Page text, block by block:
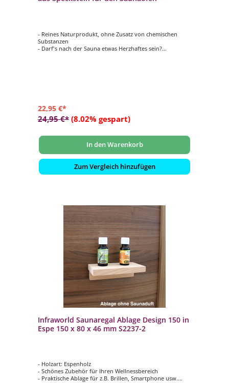
- Reines Naturprodukt, ohne Zusatz von chemischen
Substanzen
- Darf's nach der Sauna etwas Herzhaftes sein?
22,95 €*
24,95 €* (8.02% gespart)
In den Warenkorb
Zum Vergleich hinzufügen
Infraworld Saunaregal Ablage Design 150 in
Espe 150 x 80 x 46 mm S2237-2
- Holzart: Espenholz
- Schönes Zubehör für Ihren Wellnessbereich
- Praktische Ablage für z.B. Brillen, Smartphone usw.